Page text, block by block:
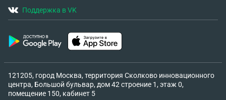
Поддержка в VK
121205, город Москва, территория Сколково инновационного
центра, Большой бульвар, дом 42 строение 1, этаж 0,
помещение 150, кабинет 5